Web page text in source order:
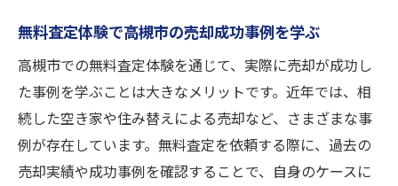
無料査定体験で高槻市の売却成功事例を学ぶ
高槻市での無料査定体験を通じて、実際に売却が成功し
た事例を学ぶことは大きなメリットです。近年では、相
続した空き家や住み替えによる売却など、さまざまな事
例が存在しています。無料査定を依頼する際に、過去の
売却実績や成功事例を確認することで、自身のケースに